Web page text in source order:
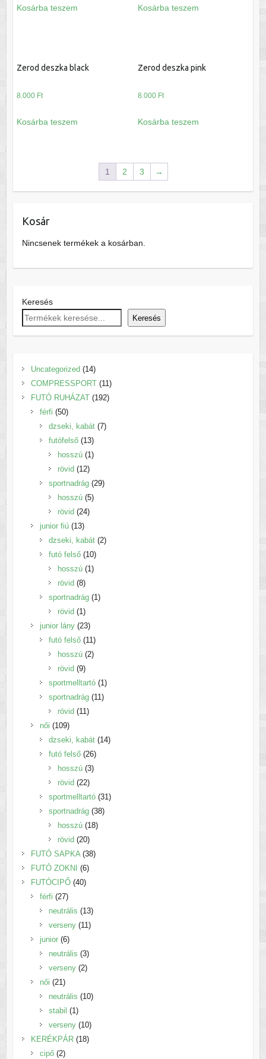
Kosárba teszem Kosárba teszem
Zerod deszka black
8.000 Ft
Kosárba teszem
Zerod deszka pink
8.000 Ft
Kosárba teszem
1 2 3 →
Kosár
Nincsenek termékek a kosárban.
Keresés
Keresés
Uncategorized 1414
termék
COMPRESSPORT 1111
termék
FUTÓ RUHÁZAT 192192
férfi 5050
termék
dzseki, kabát 77
futófelső 1313
termék
hosszú 11
rövid 1212
termék
sportnadrág 2929
hosszú 55
rövid 2424
junior fiú 1313
termék
dzseki, kabát 22
futó felső 1010
termék
hosszú 11
rövid 88
termék
sportnadrág 11
rövid 11
termék
junior lány 2323
termék
futó felső 1111
termék
hosszú 22
rövid 99
termék
sportmelltartó 11
termék
sportnadrág 1111
rövid 1111
női 109109
termék
dzseki, kabát 1414
futó felső 2626
termék
hosszú 33
rövid 2222
termék
sportmelltartó 3131
sportnadrág 3838
hosszú 1818
rövid 2020
termék
FUTÓ SAPKA 3838
FUTÓ ZOKNI 66
termék
FUTÓCIPŐ 4040
férfi 2727
termék
neutrális 1313
termék
verseny 1111
junior 66
termék
neutrális 33
termék
verseny 22
női 2121
termék
neutrális 1010
stabil 11
termék
verseny 1010
termék
KERÉKPÁR 1818
cipő 22